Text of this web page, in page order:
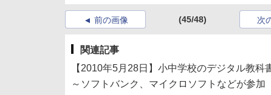
前の画像 (45/48) 次
関連記事
【2010年5月28日】小中学校のデジタル教
～ソフトバンク、マイクロソフトなどが参加